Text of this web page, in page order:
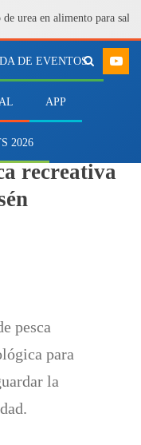
urea en alimento para
DE EVENTOS
APP
2026
de
recreativa
pesca
para
la